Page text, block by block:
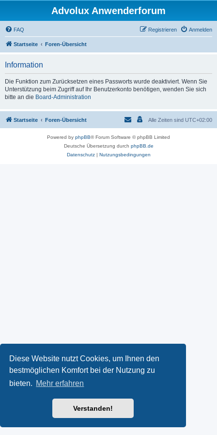
Diese Website nutzt Cookies, um Ihnen den
bestmöglichen Komfort bei der Nutzung zu
bieten. Mehr erfahren
Verstanden!
Advolux Anwenderforum
FAQ Anmelden
Registrieren
Startseite Foren-Übersicht
Information
Die Funktion zum Zurücksetzen eines Passworts wurde deaktiviert. Wenn Sie
Unterstützung beim Zugriff auf Ihr Benutzerkonto benötigen, wenden Sie sich
bitte an die Board-Administration
Startseite Foren-Übersicht Alle Zeiten sind UTC+02:00
Powered by phpBB® Forum Software © phpBB Limited
Deutsche Übersetzung durch phpBB.de
Datenschutz| Nutzungsbedingungen